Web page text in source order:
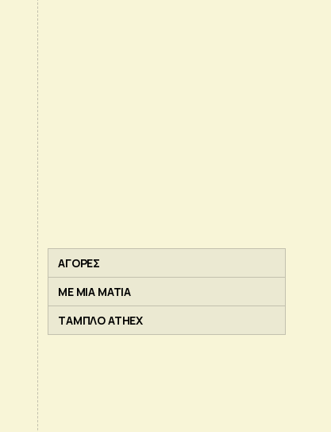
ΑΓΟΡΕΣ
ΜΕ ΜΙΑ ΜΑΤΙΑ
ΤΑΜΠΛΟ ATHEX